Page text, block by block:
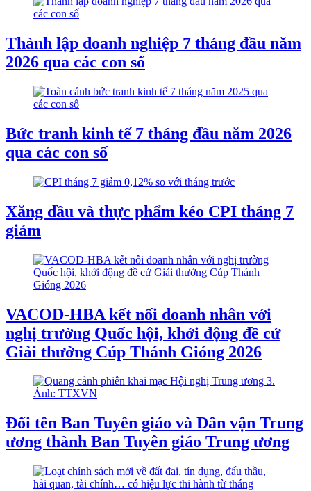
Thành lập doanh nghiệp 7 tháng đầu năm
2026 qua các con số
Bức tranh kinh tế 7 tháng đầu năm 2026
qua các con số
Xăng dầu và thực phẩm kéo CPI tháng 7
giảm
VACOD-HBA kết nối doanh nhân với
nghị trường Quốc hội, khởi động đề cử
Giải thưởng Cúp Thánh Gióng 2026
Đổi tên Ban Tuyên giáo và Dân vận Trung
ương thành Ban Tuyên giáo Trung ương